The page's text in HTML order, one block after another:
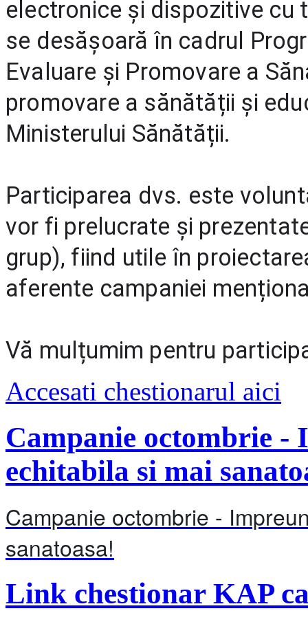
electronice și dispozitive cu
se desășoară în cadrul
Evaluare și Promovare a
promovare a sănătății și
Ministerului Sănătății.
Participarea dvs. este
vor fi prelucrate și
grup), fiind utile în
aferente campaniei
Vă mulțumim pentru
Accesati chestionarul aici
Campanie octombrie -
echitabila si mai
Campanie octombrie -
sanatoasa!
Link chestionar KAP